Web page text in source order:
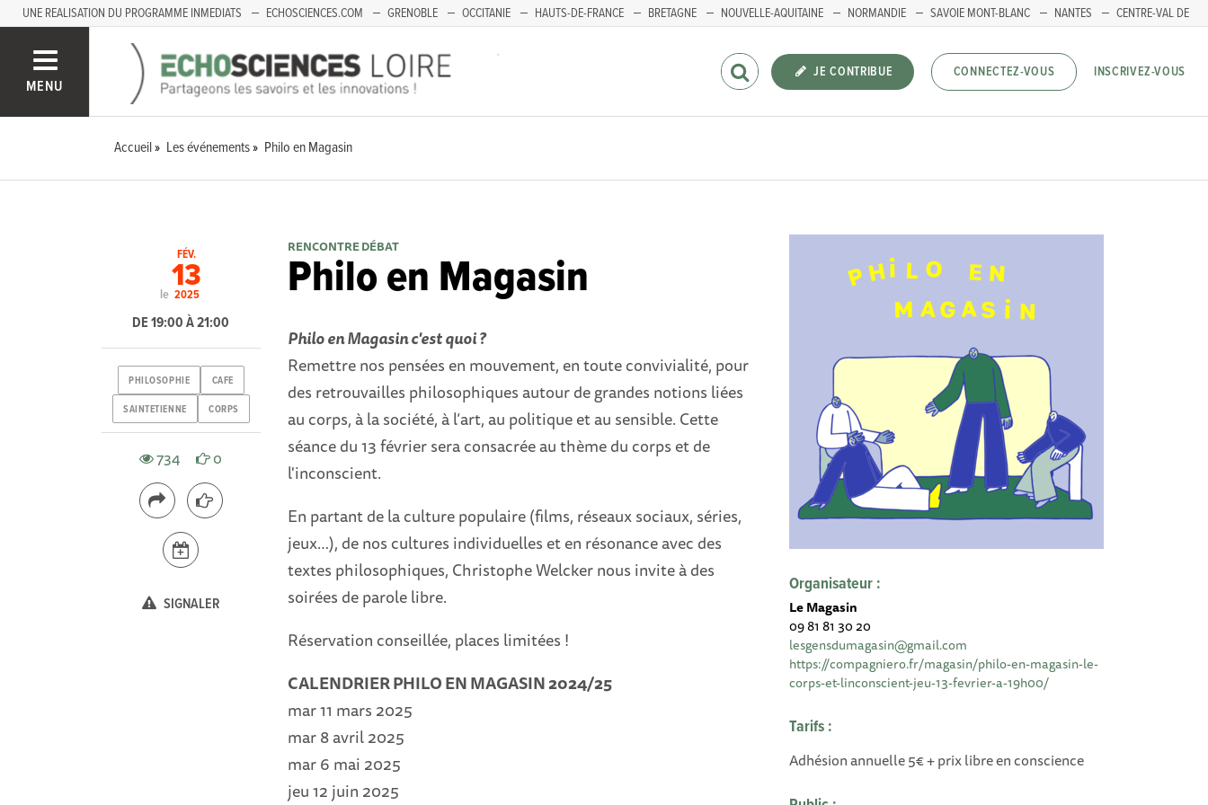
UNE REALISATION DU PROGRAMME INMEDIATS ECHOSCIENCES.COM GRENOBLE OCCITANIE HAUTS-DE-FRANCE BRETAGNE NOUVELLE-AQUITAINE NORMANDIE SAVOIE MONT-BLANC NANTES
CENTRE-VAL DE
MENU
JE CONTRIBUE CONNECTEZ-VOUS INSCRIVEZ-VOUS
Accueil Les événements Philo en Magasin
RENCONTRE DÉBAT
Philo en Magasin
Philo en Magasin c'est quoi ?
Remettre nos pensées en mouvement, en toute convivialité, pour
des retrouvailles philosophiques autour de grandes notions liées
au corps, à la société, à l’art, au politique et au sensible. Cette
séance du 13 février sera consacrée au thème du corps et de
l'inconscient.
En partant de la culture populaire (films, réseaux sociaux, séries,
jeux…), de nos cultures individuelles et en résonance avec des
textes philosophiques, Christophe Welcker nous invite à des
soirées de parole libre.
Réservation conseillée, places limitées !
CALENDRIER PHILOEN MAGASIN 2024/25
mar 11 mars 2025
mar 8 avril 2025
mar 6 mai 2025
jeu 12 juin 2025
Organisateur :
Le Magasin
09 81 81 30 20
lesgensdumagasin@gmail.com
https://compagniero.fr/magasin/philo-en-magasin-le-
corps-et-linconscient-jeu-13-fevrier-a-19h00/
Tarifs :
Adhésion annuelle 5€ + prix libre en conscience
le
FÉV.
13
2025
DE 19:00 À 21:00
PHILOSOPHIE CAFE
SAINTETIENNE CORPS
734 0
SIGNALER